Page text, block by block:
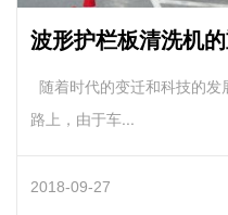
波形护栏板清洗机
随着时代的变迁和科技的
路上，由于车...
2018-09-27